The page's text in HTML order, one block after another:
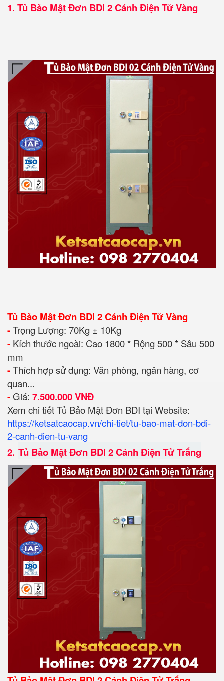
1. Tủ Bảo Mật Đơn BDI 2 Cánh Điện Tử Vàng
Tủ Bảo Mật Đơn BDI 2 Cánh Điện Tử Vàng
-Trọng Lượng: 70Kg ± 10Kg
- Kích thước ngoài: Cao 1800 * Rộng 500 * Sâu 500
mm
-Thích hợp sử dụng: Văn phòng, ngân hàng, cơ
quan...
- Giá: 7.500.000 VNĐ
Xem chi tiết Tủ Bảo Mật Đơn BDI tại Website:
https://ketsatcaocap.vn/chi-tiet/tu-bao-mat-don-bdi-
2-canh-dien-tu-vang
2. Tủ Bảo Mật Đơn BDI 2 Cánh Điện Tử Trắng